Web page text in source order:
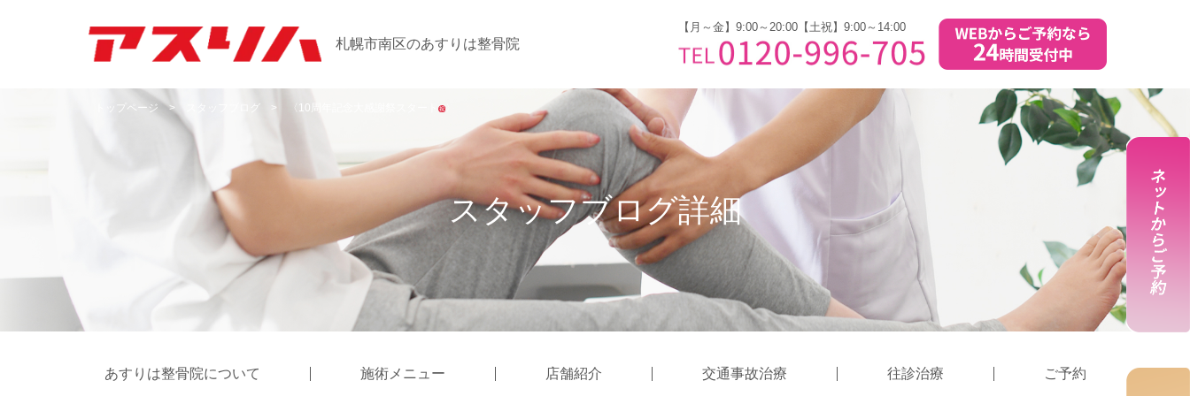
札幌市南区のあすりは整骨院
【月～金】9:00～20:00【土祝】9:00～14:00
トップページ > スタッフブログ > 〈10周年記念大感謝祭スタート
スタッフブログ詳細
あすりは整骨院について 施術メニュー 店舗紹介 交通事故治療 往診治療 ご予約